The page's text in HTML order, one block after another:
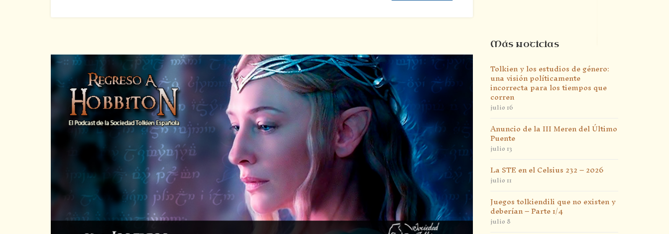
Más noticias
Tolkien y los estudios de género:
una visión políticamente
incorrecta para los tiempos que
corren
julio 16
Anuncio de la III Meren del Último
Puente
julio 13
La STE en el Celsius 232 – 2026
julio 11
Juegos tolkiendili que no existen y
deberían – Parte 1/4
julio 8